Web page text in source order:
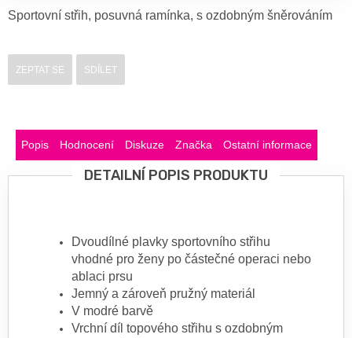
Sportovní střih, posuvná ramínka, s ozdobným šněrováním
ZEPTAT SE SDÍLET
Popis Hodnocení Diskuze Značka Ostatní informace
DETAILNÍ POPIS PRODUKTU
Dvoudílné plavky sportovního střihu
vhodné pro ženy po částečné operaci nebo
ablaci prsu
Jemný a zároveň pružný materiál
V modré barvě
Vrchní díl topového střihu s ozdobným